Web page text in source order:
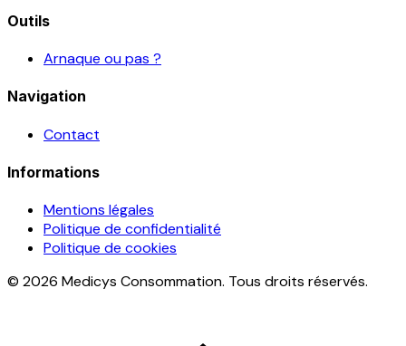
Outils
Arnaque ou pas ?
Navigation
Contact
Informations
Mentions légales
Politique de confidentialité
Politique de cookies
© 2026 Medicys Consommation. Tous droits réservés.